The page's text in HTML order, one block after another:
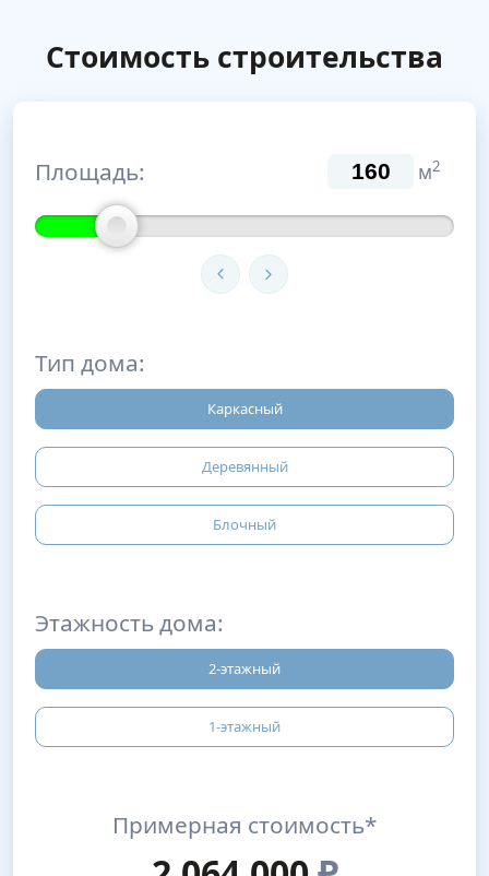
Стоимость строительства
Площадь: м2
Тип дома:
Каркасный
Деревянный
Блочный
Этажность дома:
2-этажный
1-этажный
Примерная стоимость*